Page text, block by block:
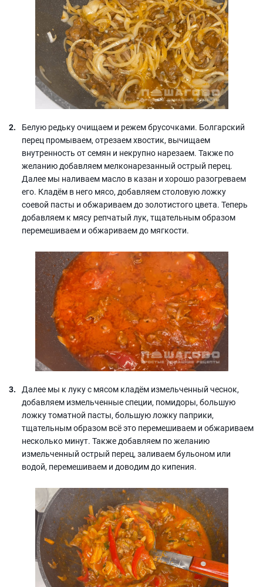
Белую редьку очищаем и режем брусочками. Болгарский
перец промываем, отрезаем хвостик, вычищаем
внутренность от семян и некрупно нарезаем. Также по
желанию добавляем мелконарезанный острый перец.
Далее мы наливаем масло в казан и хорошо разогреваем
его. Кладём в него мясо, добавляем столовую ложку
соевой пасты и обжариваем до золотистого цвета. Теперь
добавляем к мясу репчатый лук, тщательным образом
перемешиваем и обжариваем до мягкости.
Далее мы к луку с мясом кладём измельченный чеснок,
добавляем измельченные специи, помидоры, большую
ложку томатной пасты, большую ложку паприки,
тщательным образом всё это перемешиваем и обжариваем
несколько минут. Также добавляем по желанию
измельченный острый перец, заливаем бульоном или
водой, перемешиваем и доводим до кипения.